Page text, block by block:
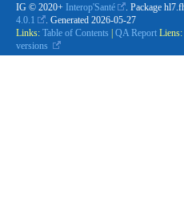
IG © 2020+ Interop'Santé . Package
4.0.1
. Generated 2026-05-27
Links: Table of Contents | QA Report Liens:
versions